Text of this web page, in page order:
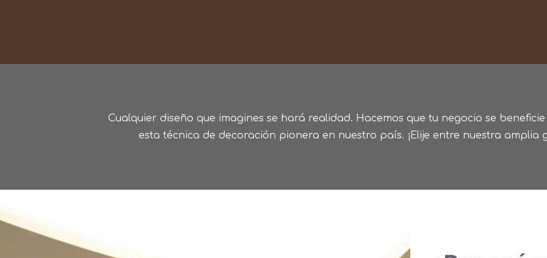
Cualquier diseño que imagines se hará realidad. Hacemos que tu negocio se
esta técnica de decoración pionera en nuestro país. ¡Elije entre nuestra amplia